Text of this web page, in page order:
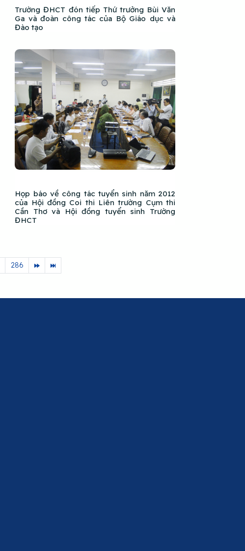
Trường ĐHCT đón tiếp Thứ trưởng Bùi Văn
Ga và đoàn công tác của Bộ Giáo dục và
Đào tạo
Họp báo về công tác tuyển sinh năm 2012
của Hội đồng Coi thi Liên trường Cụm thi
Cần Thơ và Hội đồng tuyển sinh Trường
ĐHCT
286